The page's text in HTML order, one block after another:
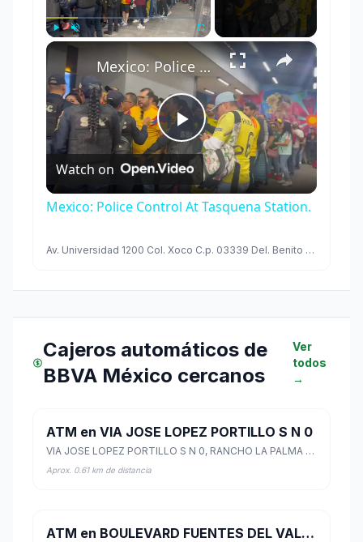
Fullscreen ×
Play
Video
Mexico: Police Control At Tasquena Station.
Watch on
Mexico: Police Control At Tasquena Station.
Av. Universidad 1200 Col. Xoco C.p. 03339 Del. Benito Juarez
Cajeros automáticos de
BBVA México cercanos
Ver
todos
→
ATM en VIA JOSE LOPEZ PORTILLO S N 0
VIA JOSE LOPEZ PORTILLO S N 0, RANCHO LA PALMA SECC. 3, Coacalco de Berriozábal, México
Aprox. 0.61 km de distancia
ATM en BOULEVARD FUENTES DEL VALLE LT 96